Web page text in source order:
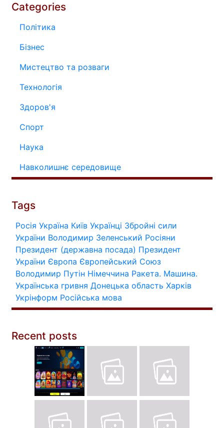
Categories
Політика
Бізнес
Мистецтво та розваги
Технологія
Здоров'я
Спорт
Наука
Навколишнє середовище
Tags
Росія Україна Київ Українці Збройні сили
України Володимир Зеленський Росіяни
Президент (державна посада) Президент
України Європа Європейський Союз
Володимир Путін Німеччина Ракета. Машина.
Українська гривня Донецька область Харків
Укрінформ Російська мова
Recent posts